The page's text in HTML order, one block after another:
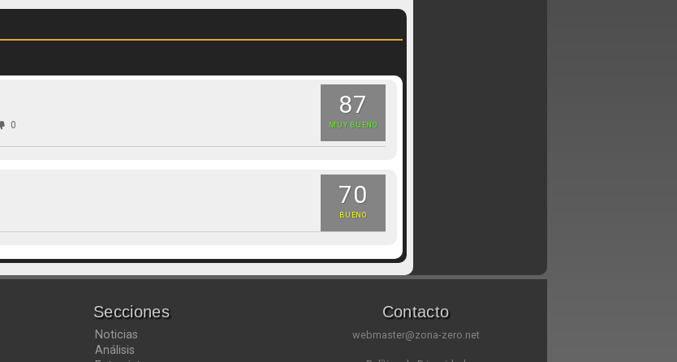
87
MUY BUENO
0
70
BUENO
Secciones
Noticias
Análisis
Contacto
webmaster@zona-zero.net